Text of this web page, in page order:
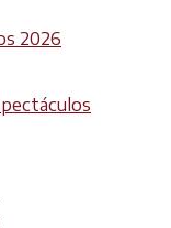
2026